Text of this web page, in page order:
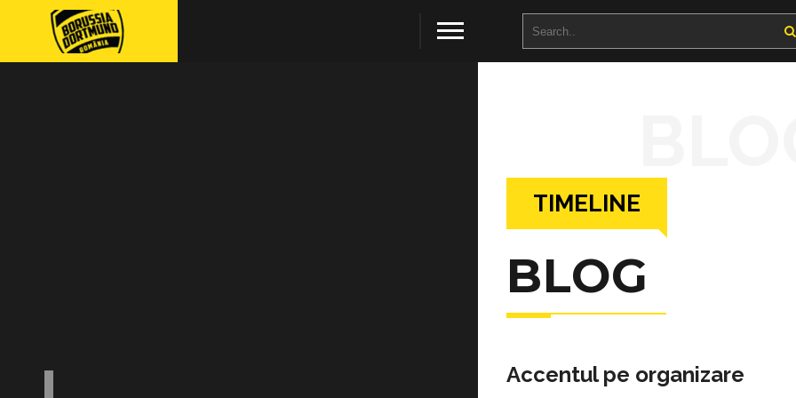
TIMELINE
BLOG
Accentul pe organizare